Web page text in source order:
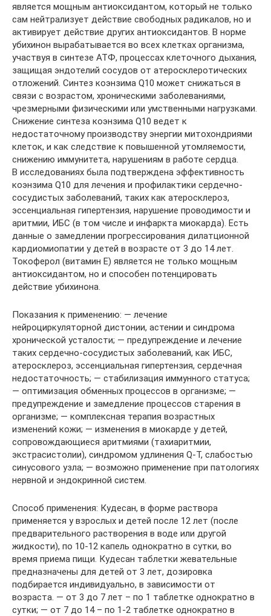
является мощным антиоксидантом, который не только
сам нейтрализует действие свободных радикалов, но и
активирует действие других антиоксидантов. В норме
убихинон вырабатывается во всех клетках организма,
участвуя в синтезе АТФ, процессах клеточного дыхания,
защищая эндотелий сосудов от атеросклеротических
отложений. Синтез коэнзима Q10 может снижаться в
связи с возрастом, хроническими заболеваниями,
чрезмерными физическими или умственными нагрузками.
Снижение синтеза коэнзима Q10 ведет к
недостаточному производству энергии митохондриями
клеток, и как следствие к повышенной утомляемости,
снижению иммунитета, нарушениям в работе сердца.
В исследованиях была подтверждена эффективность
коэнзима Q10 для лечения и профилактики сердечно-
сосудистых заболеваний, таких как атеросклероз,
эссенциальная гипертензия, нарушение проводимости и
аритмии, ИБС (в том числе и инфаркта миокарда). Есть
данные о замедлении прогрессирования дилатционной
кардиомиопатии у детей в возрасте от 3 до 14 лет.
Токоферол (витамин Е) является не только мощным
антиоксидантом, но и способен потенцировать
действие убихинона.
Показания к применению: — лечение
нейроциркуляторной дистонии, астении и синдрома
хронической усталости; — предупреждение и лечение
таких сердечно-сосудистых заболеваний, как ИБС,
атеросклероз, эссенциальная гипертензия, сердечная
недостаточность; — стабилизация иммунного статуса;
— оптимизация обменных процессов в организме; —
предупреждение и замедление процессов старения в
организме; — комплексная терапия возрастных
изменений кожи; — изменения в миокарде у детей,
сопровождающиеся аритмиями (тахиаритмии,
экстрасистолии), синдромом удлинения Q-T, слабостью
синусового узла; — возможно применение при патологиях
нервной и эндокринной систем.
Способ применения: Кудесан, в форме раствора
применяется у взрослых и детей после 12 лет (после
предварительного растворения в воде или другой
жидкости), по 10-12 капель однократно в сутки, во
время приема пищи. Кудесан таблетки жевательные
предназначены для детей от 3 лет, дозировка
подбирается индивидуально, в зависимости от
возраста. — от 3 до 7 лет – по 1 таблетке однократно в
сутки; — от 7 до 14 – по 1-2 таблетке однократно в